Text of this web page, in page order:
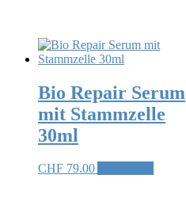
Bio Repair Serum
mit Stammzelle
30ml
CHF 79.00